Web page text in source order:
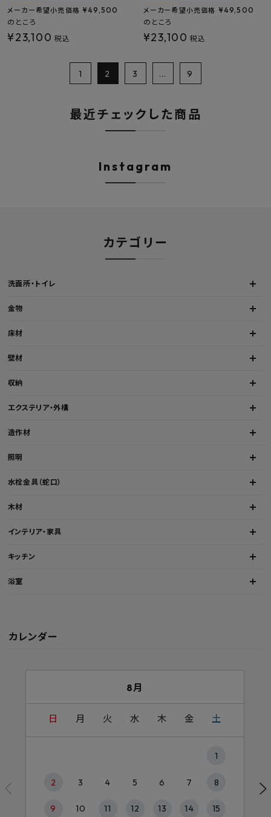
メーカー希望小売価格 ¥49,500
のところ
¥23,100 税込
メーカー希望小売価格 ¥49,500
のところ
¥23,100 税込
1 2 3 … 9
最近チェックした商品
Instagram
カテゴリー
洗面所・トイレ
金物
床材
壁材
収納
エクステリア・外構
造作材
照明
水栓金具（蛇口）
木材
インテリア・家具
キッチン
浴室
カレンダー
8月
日 月 火 水 木 金 土
1
2 3 4 5 6 7 8
9 10 11 12 13 14 15